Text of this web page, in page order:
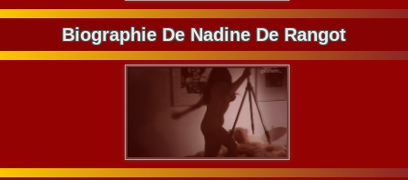
Biographie De Nadine De Rangot